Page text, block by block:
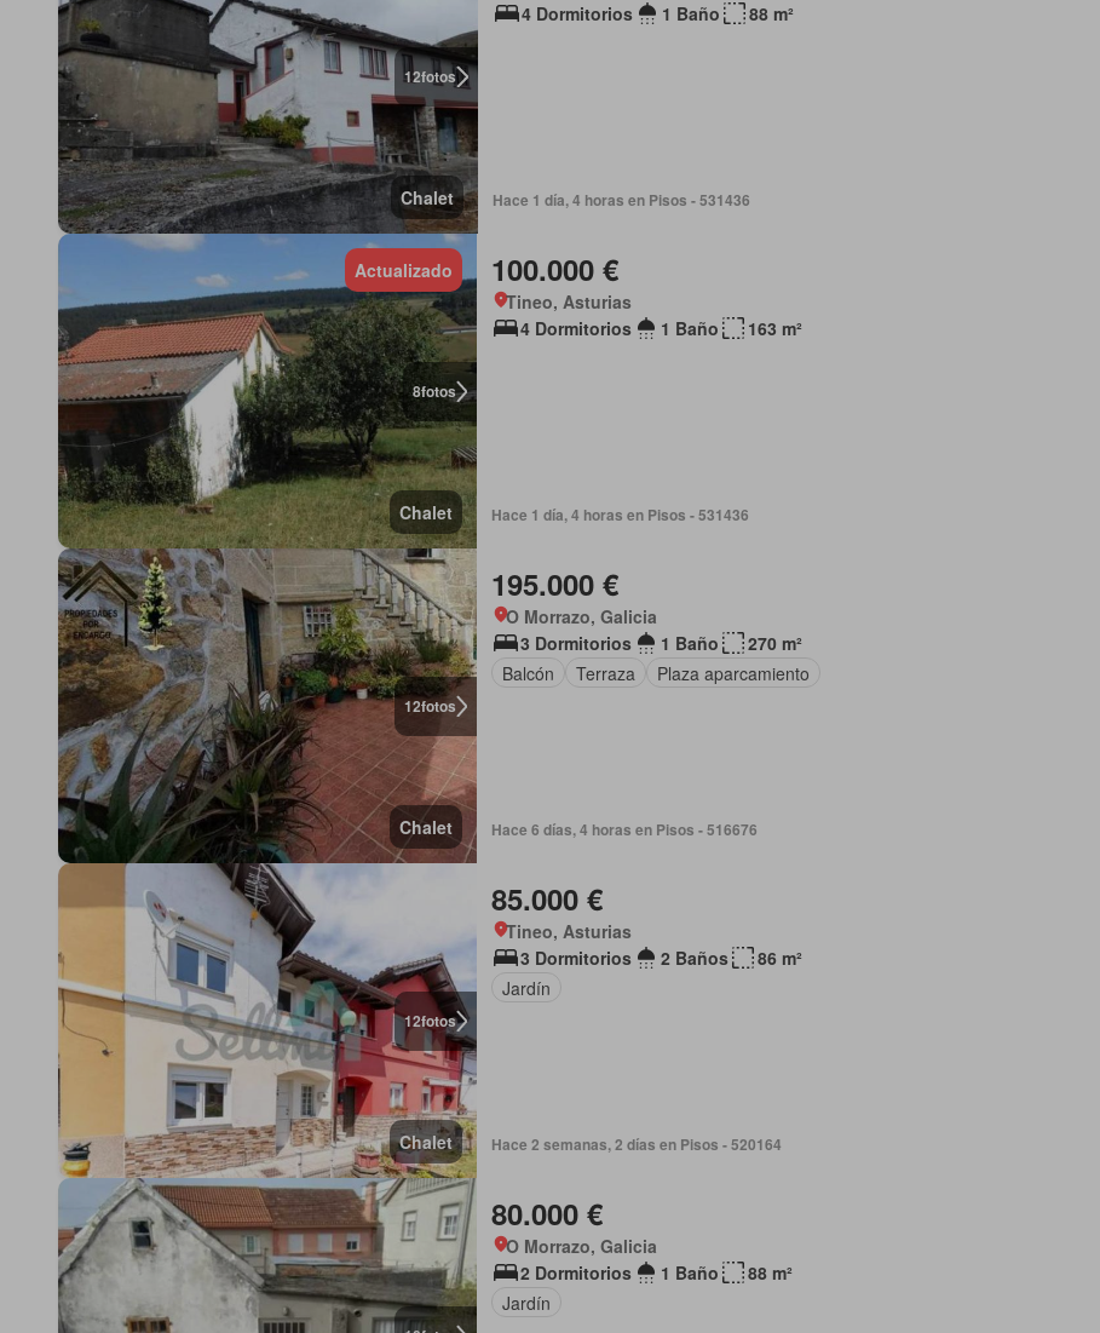
12fotos
Chalet
4 Dormitorios
1 Baño 88 m²
Hace 1 día, 4 horas en Pisos - 531436
8fotos
Actualizado
Chalet
100.000 €
Tineo, Asturias
4 Dormitorios
1 Baño 163 m²
Hace 1 día, 4 horas en Pisos - 531436
12fotos
Chalet
195.000 €
O Morrazo, Galicia
3 Dormitorios
1 Baño
270 m²
Balcón
Terraza Plaza aparcamiento
Hace 6 días, 4 horas en Pisos - 516676
12fotos
Chalet
85.000 €
Tineo, Asturias
3 Dormitorios
2 Baños
86 m²
Jardín
Hace 2 semanas, 2 días en Pisos - 520164
80.000 €
O Morrazo, Galicia
2 Dormitorios
1 Baño
88 m²
Jardín